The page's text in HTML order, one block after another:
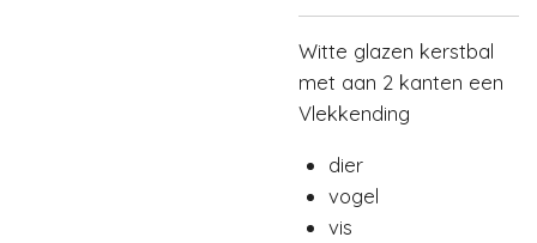
Witte glazen kerstbal
met aan 2 kanten een
Vlekkending
dier
vogel
vis